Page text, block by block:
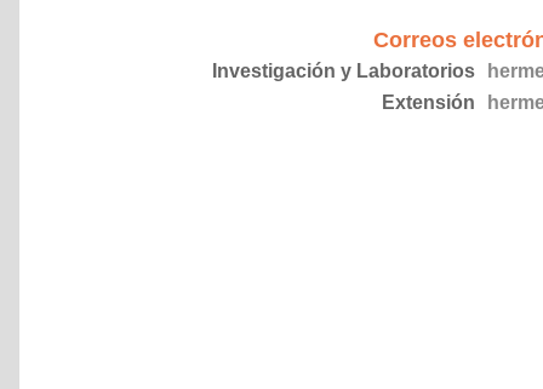
Correos
Investigación y Laboratorios
Extensión